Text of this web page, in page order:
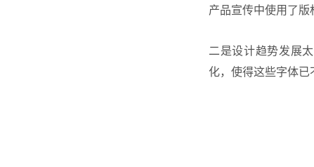
产品宣传中使用了版
二是设计趋势发展
化，使得这些字体已